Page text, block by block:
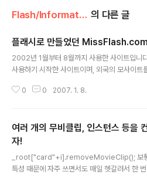
Flash/Information 의 다른 글
플래시로 만들었던
2002년 1월부터 8월까지 사용한 사이트입니
사용하기 시작한 사이트이며, 외국의 모사이트
0 0 2007. 1. 8.
여러 개의 무비클립, 인스턴스 등을
자!
_root["card"+i].removeMovieClip(); 보통
특성 때문에 자주 쓰면서도 매일 헷갈려서 한